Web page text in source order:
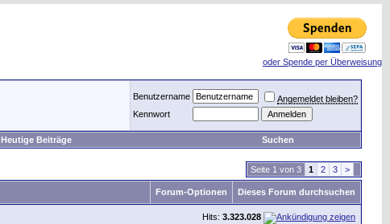
oder Spende per Überweisung
Benutzername
Angemeldet bleiben?
Kennwort
Heutige Beiträge Suchen
Seite 1 von 3 1 2 3 >
Forum-Optionen Dieses Forum durchsuchen
Hits: 3.323.028